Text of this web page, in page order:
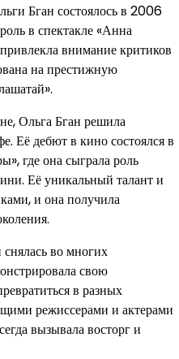
Бган состоялось в 2006
в спектакле «Анна
внимание критиков
на престижную
Ольга Бган решила
Её дебют в кино состоялся в
где она сыграла роль
Её уникальный талант и
и она получила
во многих
свою
в разных
режиссерами и актерами
вызывала восторг и